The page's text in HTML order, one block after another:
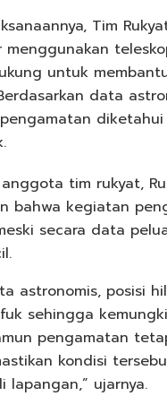
Tim
menggunakan
untuk
data
tim rukyat,
bahwa kegiatan
secara data
astronomis, posisi
sehingga
pengamatan
kondisi
lapangan,” ujarnya.